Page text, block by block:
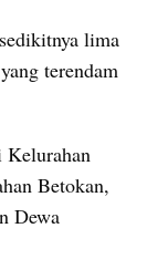
lima
terendam
Kelurahan
Betokan,
Dewa